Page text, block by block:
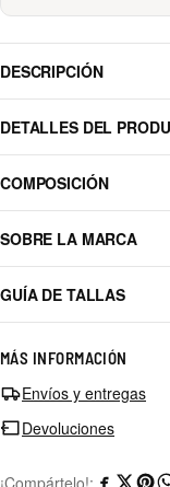
DESCRIPCIÓN
DETALLES DEL
COMPOSICIÓN
SOBRE LA MARCA
GUÍA DE TALLAS
MÁS INFORMACIÓN
Envíos y entregas
Devoluciones
¡Compártelo!: